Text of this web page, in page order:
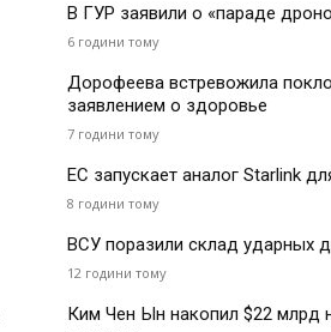
В ГУР заявили о «параде
6 години тому
Дорофеева встревожила
заявлением о здоровье
7 години тому
ЕС запускает аналог Starlink
8 години тому
ВСУ поразили склад ударных
12 години тому
Ким Чен Ын накопил $22 млрд